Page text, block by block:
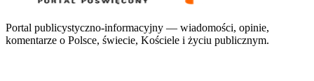
Portal publicystyczno-informacyjny — wiadomości, opinie,
komentarze o Polsce, świecie, Kościele i życiu publicznym.